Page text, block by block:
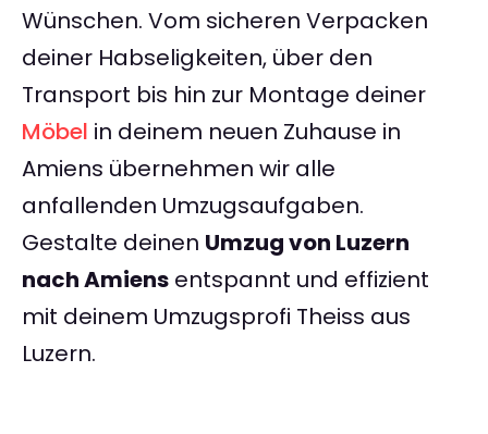
Wünschen. Vom sicheren Verpacken
deiner Habseligkeiten, über den
Transport bis hin zur Montage deiner
Möbel in deinem neuen Zuhause in
Amiens übernehmen wir alle
anfallenden Umzugsaufgaben.
Gestalte deinen Umzug von Luzern
nach Amiens entspannt und effizient
mit deinem Umzugsprofi Theiss aus
Luzern.